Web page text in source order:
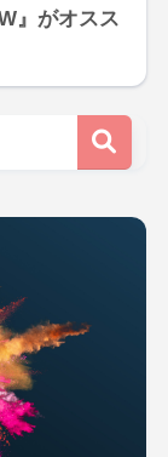
』がオスス